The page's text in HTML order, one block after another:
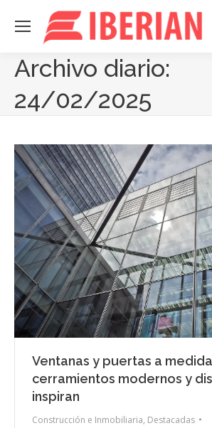
Archivo diario:
24/02/2025
Ventanas y puertas a medida
cerramientos modernos y
inspiran
Construcción e Inmobiliaria, Destacadas